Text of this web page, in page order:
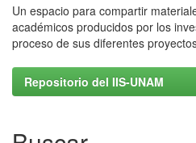
Un espacio para compartir
académicos producidos por los
proceso de sus diferentes
Repositorio del IIS-UNAM